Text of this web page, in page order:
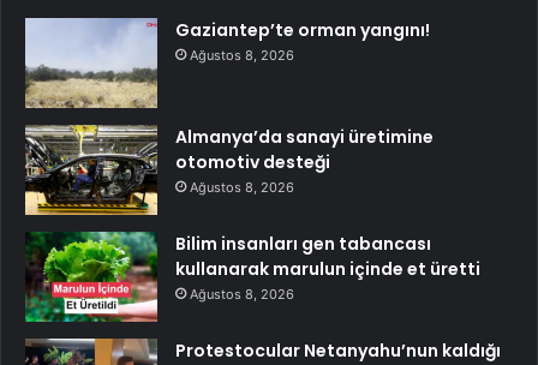
Gaziantep’te orman yangını!
Ağustos 8, 2026
Almanya’da sanayi üretimine
otomotiv desteği
Ağustos 8, 2026
Bilim insanları gen tabancası
kullanarak marulun içinde et üretti
Ağustos 8, 2026
Protestocular Netanyahu’nun kaldığı